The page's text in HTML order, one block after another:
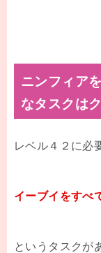
ニンフィア
なタスクは
レベル４２に必
イーブイをすべ
というタスクが